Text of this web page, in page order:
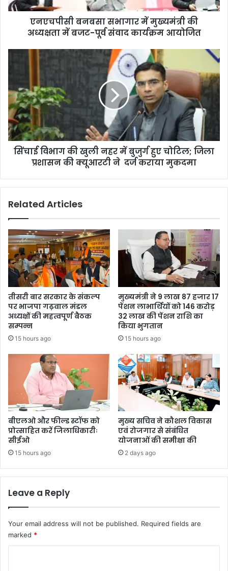
एनएचपीसी बनबसा सभागार में मुख्यमंत्री की
अध्यक्षता में बजट-पूर्व संवाद कार्यक्रम आयोजित
सिंचाई विभाग की खुली नहर में बुजुर्ग हुए चोटिल; जिला
प्रशासन की क्यूआरटी ने दर्ज कराया मुकदमा
Related Articles
तीसरी बार सरकार के संकल्प
पर भाजपा गढ़वाल मंडल
अध्यक्षों की महत्वपूर्ण बैठक
सम्पन्न
15 hours ago
मुख्यमंत्री ने 9 लाख 87 हजार 17
पेंशन लाभार्थियों को 146 करोड़
32 लाख की पेंशन राशि का
किया भुगतान
15 hours ago
बीएलओ और फील्ड स्टॉफ को
प्रोत्साहित करें जिलाधिकारीः
सीईओ
15 hours ago
मुख्य सचिव ने कौशल विकास
एवं रोजगार से संबंधित
योजनाओं की समीक्षा की
2 days ago
Leave a Reply
Your email address will not be published. Required fields are
marked *